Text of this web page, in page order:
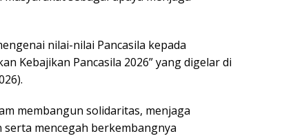
nilai-nilai Pancasila kepada
Kebajikan Pancasila 2026” yang digelar di
membangun solidaritas, menjaga
mencegah berkembangnya